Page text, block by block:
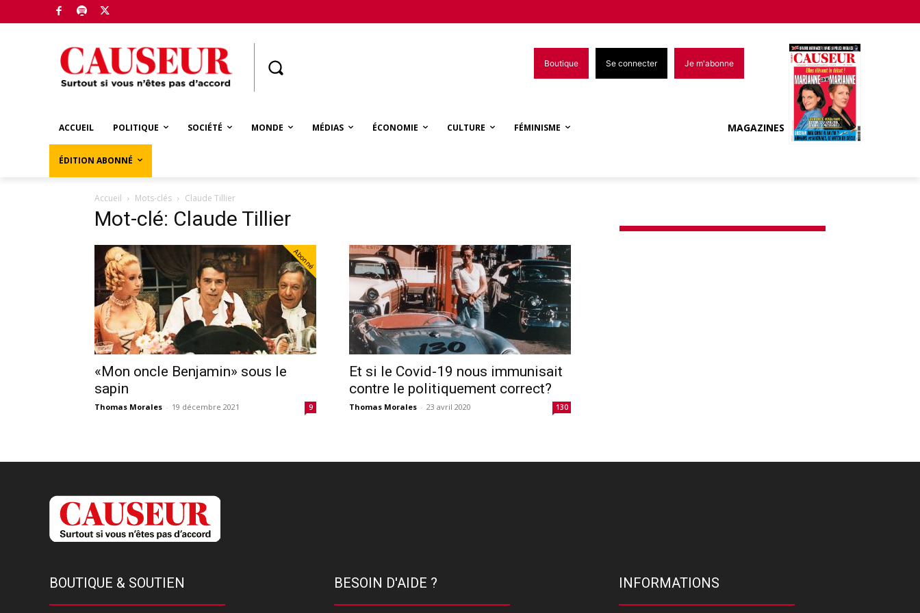
Boutique Se connecter Je m'abonne
ACCUEIL POLITIQUE SOCIÉTÉ MONDE MÉDIAS ÉCONOMIE CULTURE FÉMINISME
ÉDITION ABONNÉ
MAGAZINES
Accueil Mots-clés Claude Tillier
Mot-clé: Claude Tillier
Abonné
«Mon oncle Benjamin» sous le
sapin
Thomas Morales - 19 décembre 2021 9
Et si le Covid-19 nous immunisait
contre le politiquement correct?
Thomas Morales - 23 avril 2020 130
BOUTIQUE & SOUTIEN BESOIN D'AIDE ? INFORMATIONS